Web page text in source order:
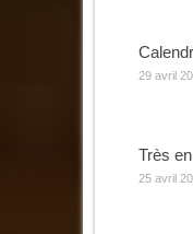
29 avril
Très
25 avril